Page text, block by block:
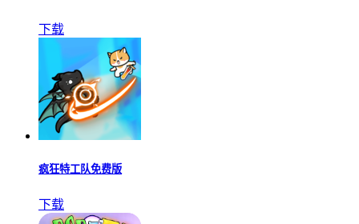
下载
疯狂特工队免费版
下载